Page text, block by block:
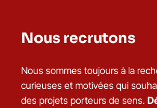
Nous recrutons
Nous sommes toujours à la
curieuses et motivées qui
des projets porteurs de sens.